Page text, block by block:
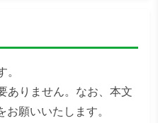
ありません。なお、本文
願いいたします。